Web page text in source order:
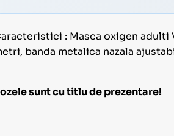
: Masca oxigen adulti
banda metalica nazala
sunt cu titlu de prezentare!